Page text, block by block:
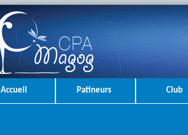
Accueil Patineurs Club